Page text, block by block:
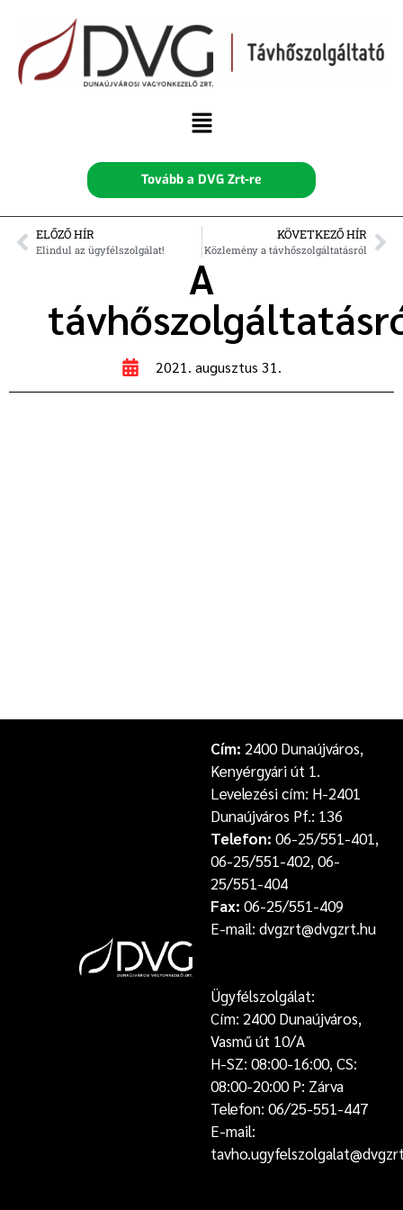
Tovább a DVG Zrt-re
ELŐZŐ HÍR
Elindul az ügyfélszolgálat!
KÖVETKEZŐ HÍR
Közlemény a távhőszolgáltatásról
A
2021. augusztus 31.
Cím: 2400 Dunaújváros,
Kenyérgyári út 1.
Levelezési cím: H-2401
Dunaújváros Pf.: 136
Telefon: 06-25/551-401,
06-25/551-402, 06-
25/551-404
Fax: 06-25/551-409
E-mail: dvgzrt@dvgzrt.hu
Ügyfélszolgálat:
Cím: 2400 Dunaújváros,
Vasmű út 10/A
H-SZ: 08:00-16:00, CS:
08:00-20:00 P: Zárva
Telefon: 06/25-551-447
E-mail: